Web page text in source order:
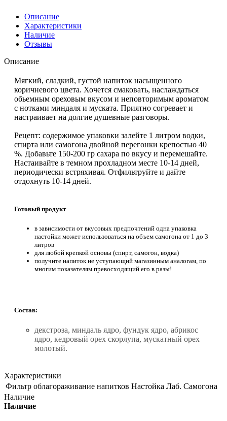
Описание
Характеристики
Наличие
Отзывы
Описание
Мягкий, сладкий, густой напиток насыщенного
коричневого цвета. Хочется смаковать, наслаждаться
обьемным ореховым вкусом и неповторимым ароматом
с нотками миндаля и муската. Приятно согревает и
настраивает на долгие душевные разговоры.
Рецепт: содержимое упаковки залейте 1 литром водки,
спирта или самогона двойной перегонки крепостью 40
%. Добавьте 150-200 гр сахара по вкусу и перемешайте.
Настаивайте в темном прохладном месте 10-14 дней,
периодически встряхивая. Отфильтруйте и дайте
отдохнуть 10-14 дней.
Готовый продукт
в зависимости от вкусовых предпочтений одна упаковка
настойки может использоваться на объем самогона от 1 до 3
литров
для любой крепкой основы (спирт, самогон, водка)
получите напиток не уступающий магазинным аналогам, по
многим показателям превосходящий его в разы!
Состав:
декстроза, миндаль ядро, фундук ядро, абрикос
ядро, кедровый орех скорлупа, мускатный орех
молотый.
Характеристики
Фильтр облагораживание напитков Настойка Лаб. Самогона
Наличие
Наличие